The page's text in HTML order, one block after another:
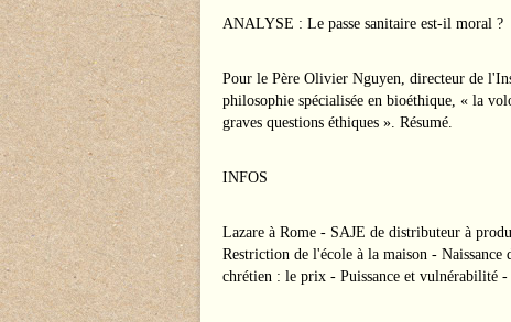
ANALYSE : Le passe sanitaire est-il moral ?
Pour le Père Olivier Nguyen, directeur de
philosophie spécialisée en bioéthique, « la
graves questions éthiques ». Résumé.
INFOS
Lazare à Rome - SAJE de distributeur à
Restriction de l'école à la maison -
chrétien : le prix - Puissance et vulnérabilité